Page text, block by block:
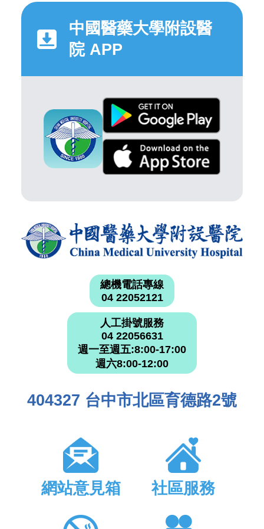
中國醫藥大學附設醫
院 APP
總機電話專線
04 22052121
人工掛號服務
04 22056631
週一至週五:8:00-17:00
週六8:00-12:00
404327 台中市北區育德路2號
網站意見箱 社區服務